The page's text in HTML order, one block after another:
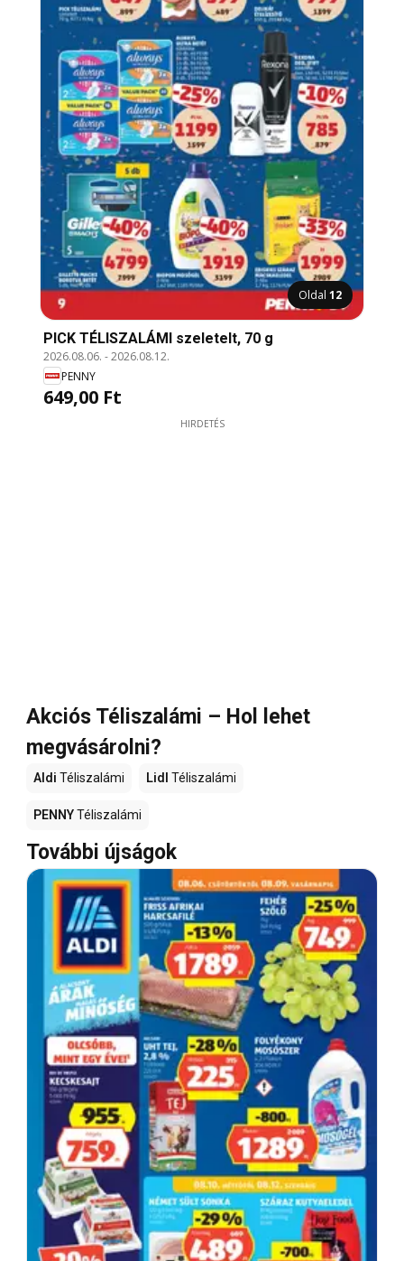
Oldal 12
PICK TÉLISZALÁMI szeletelt, 70 g
2026.08.06. -2026.08.12.
PENNY
649,00 Ft
HIRDETÉS
Akciós Téliszalámi – Hol lehet
megvásárolni?
Aldi Téliszalámi Lidl Téliszalámi
PENNYTéliszalámi
További újságok